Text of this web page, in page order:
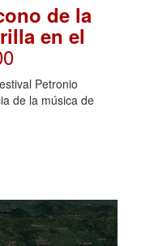
de la
en el
Petronio
de la música de